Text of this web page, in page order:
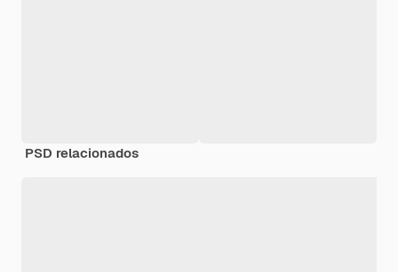
PSD relacionados